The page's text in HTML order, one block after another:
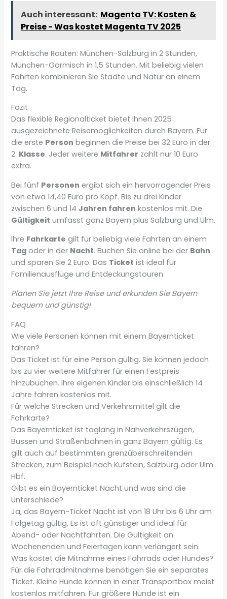
Auch interessant: Magenta TV: Kosten &
Preise - Was kostet Magenta TV 2025
Praktische Routen: München-Salzburg in 2 Stunden,
München-Garmisch in 1,5 Stunden. Mit beliebig vielen
Fahrten kombinieren Sie Städte und Natur an einem
Tag.
Fazit
Das flexible Regionalticket bietet Ihnen 2025
ausgezeichnete Reisemöglichkeiten durch Bayern. Für
die erste Person beginnen die Preise bei 32 Euro in der
2. Klasse. Jeder weitere Mitfahrer zahlt nur 10 Euro
extra.
Bei fünf Personen ergibt sich ein hervorragender Preis
von etwa 14,40 Euro pro Kopf. Bis zu drei Kinder
zwischen 6 und 14Jahren fahren kostenlos mit. Die
Gültigkeit umfasst ganz Bayern plus Salzburg und Ulm.
Ihre Fahrkarte gilt für beliebig viele Fahrten an einem
Tag oder in der Nacht. Buchen Sie online bei der Bahn
und sparen Sie 2 Euro. Das Ticket ist ideal für
Familienausflüge und Entdeckungstouren.
Planen Sie jetzt Ihre Reise und erkunden Sie Bayern
bequem und günstig!
FAQ
Wie viele Personen können mit einem Bayernticket
fahren?
Das Ticket ist für eine Person gültig. Sie können jedoch
bis zu vier weitere Mitfahrer für einen Festpreis
hinzubuchen. Ihre eigenen Kinder bis einschließlich 14
Jahre fahren kostenlos mit.
Für welche Strecken und Verkehrsmittel gilt die
Fahrkarte?
Das Bayernticket ist taglang in Nahverkehrszügen,
Bussen und Straßenbahnen in ganz Bayern gültig. Es
gilt auch auf bestimmten grenzüberschreitenden
Strecken, zum Beispiel nach Kufstein, Salzburg oder Ulm
Hbf.
Gibt es ein Bayernticket Nacht und was sind die
Unterschiede?
Ja, das Bayern-Ticket Nacht ist von 18 Uhr bis 6 Uhr am
Folgetag gültig. Es ist oft günstiger und ideal für
Abend- oder Nachtfahrten. Die Gültigkeit an
Wochenenden und Feiertagen kann verlängert sein.
Was kostet die Mitnahme eines Fahrrads oder Hundes?
Für die Fahrradmitnahme benötigen Sie ein separates
Ticket. Kleine Hunde können in einer Transportbox meist
kostenlos mitfahren. Für größere Hunde ist ein